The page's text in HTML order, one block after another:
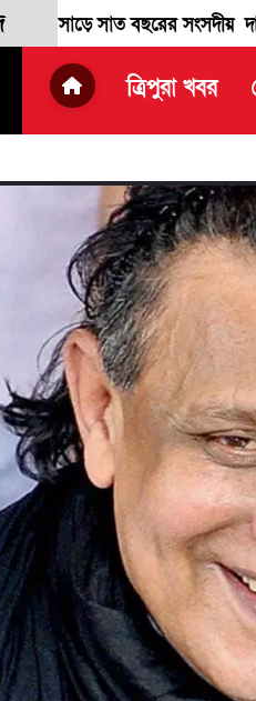
বছরের সংসদীয় দায়িত্ব পালন
ত্রিপুরা খবর